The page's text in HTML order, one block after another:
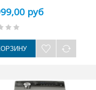
руб